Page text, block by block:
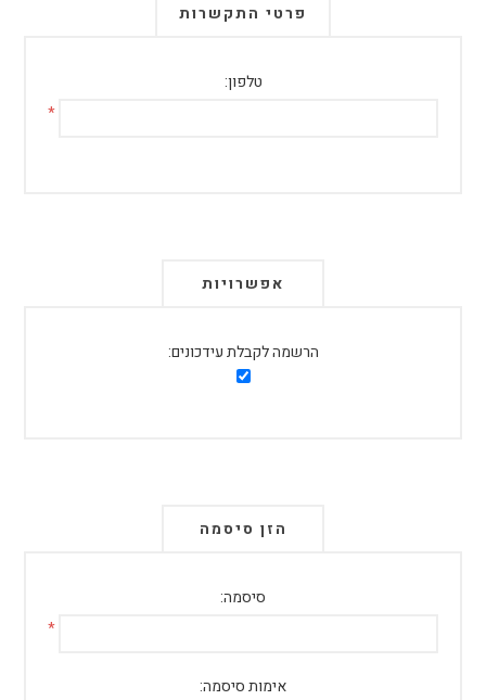
פרטי התקשרות
טלפון:
*
אפשרויות
הרשמה לקבלת עידכונים:
הזן סיסמה
סיסמה:
*
אימות סיסמה: